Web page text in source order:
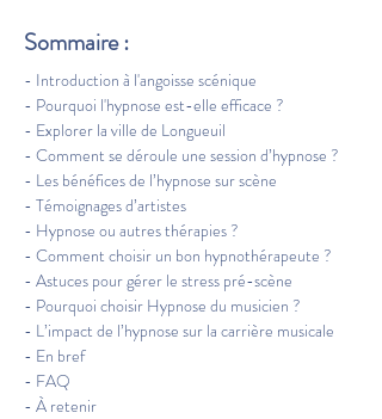
Sommaire :
- Introduction à l'angoisse scénique
- Pourquoi l'hypnose est-elle efficace ?
- Explorer la ville de Longueuil
- Comment se déroule une session d’hypnose ?
- Les bénéfices de l’hypnose sur scène
- Témoignages d’artistes
- Hypnose ou autres thérapies ?
- Comment choisir un bon hypnothérapeute ?
- Astuces pour gérer le stress pré-scène
- Pourquoi choisir Hypnose du musicien ?
- L’impact de l’hypnose sur la carrière musicale
- En bref
- FAQ
- À retenir